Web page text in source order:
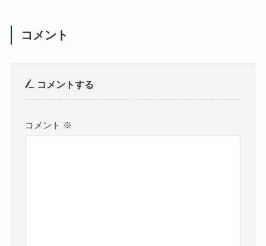
コメント
コメントする
コメント ※